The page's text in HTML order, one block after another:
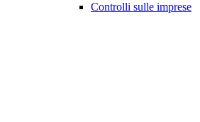
Controlli sulle imprese